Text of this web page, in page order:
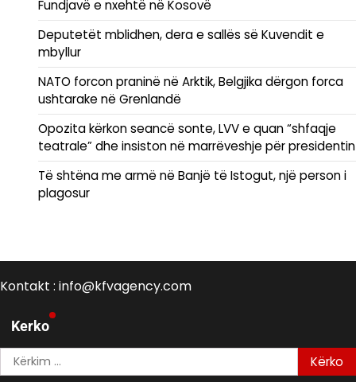
Fundjavë e nxehtë në Kosovë
Deputetët mblidhen, dera e sallës së Kuvendit e
mbyllur
NATO forcon praninë në Arktik, Belgjika dërgon forca
ushtarake në Grenlandë
Opozita kërkon seancë sonte, LVV e quan “shfaqje
teatrale” dhe insiston në marrëveshje për presidentin
Të shtëna me armë në Banjë të Istogut, një person i
plagosur
Kontakt : info@kfvagency.com
Kerko
Kërko
për: